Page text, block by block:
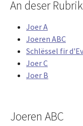
An deser Rubrik
Joer A
Joeren ABC
Schlëssel fir
Joer C
Joer B
Joeren ABC